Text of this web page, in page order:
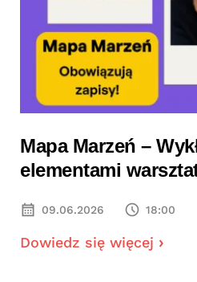
Mapa Marzeń –
elementami
09.06.2026 18:00
Dowiedz się więcej